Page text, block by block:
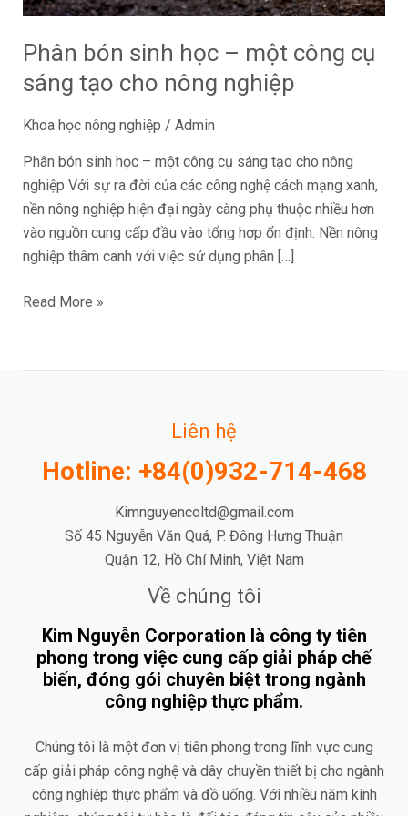
Phân bón sinh học – một công cụ
sáng tạo cho nông nghiệp
Khoa học nông nghiệp / Admin
Phân bón sinh học – một công cụ sáng tạo cho nông
nghiệp Với sự ra đời của các công nghệ cách mạng xanh,
nền nông nghiệp hiện đại ngày càng phụ thuộc nhiều hơn
vào nguồn cung cấp đầu vào tổng hợp ổn định. Nền nông
nghiệp thâm canh với việc sử dụng phân […]
cụ
sáng
cho
nông
Read More »
Liên hệ
Hotline: +84(0)932-714-468
Kimnguyencoltd@gmail.com
Số 45 Nguyễn Văn Quá, P. Đông Hưng Thuận
Quận 12, Hồ Chí Minh, Việt Nam
Về chúng tôi
Kim Nguyễn Corporation là công ty tiên
phong trong việc cung cấp giải pháp chế
biến, đóng gói chuyên biệt trong ngành
công nghiệp thực phẩm.
Chúng tôi là một đơn vị tiên phong trong lĩnh vực cung
cấp giải pháp công nghệ và dây chuyền thiết bị cho ngành
công nghiệp thực phẩm và đồ uống. Với nhiều năm kinh